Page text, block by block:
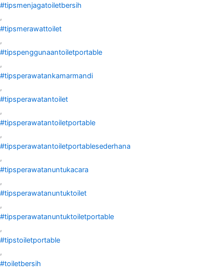
#tipsmenjagatoiletbersih
,
#tipsmerawattoilet
,
#tipspenggunaantoiletportable
,
#tipsperawatankamarmandi
,
#tipsperawatantoilet
,
#tipsperawatantoiletportable
,
#tipsperawatantoiletportablesederhana
,
#tipsperawatanuntukacara
,
#tipsperawatanuntuktoilet
,
#tipsperawatanuntuktoiletportable
,
#tipstoiletportable
,
#toiletbersih